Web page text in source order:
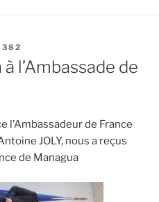
l’Ambassade de
l’Ambassadeur de France
JOLY, nous a reçus
de Managua